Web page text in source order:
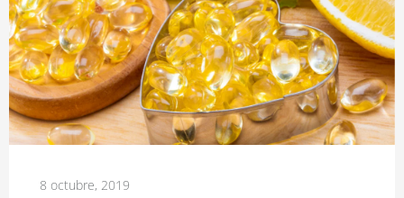
8 octubre, 2019